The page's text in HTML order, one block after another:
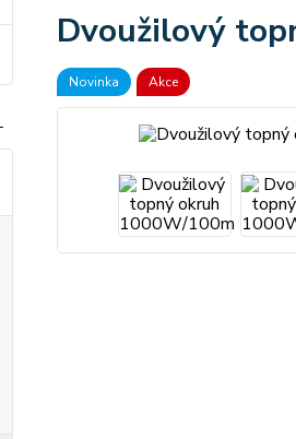
Dvoužilový
Novinka Akce